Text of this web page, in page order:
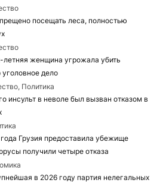
посещать леса, полностью
женщина угрожала убить
дело
Политика
инсульт в неволе был вызван отказом в
Грузия предоставила убежище
получили четыре отказа
в 2026 году партия нелегальных